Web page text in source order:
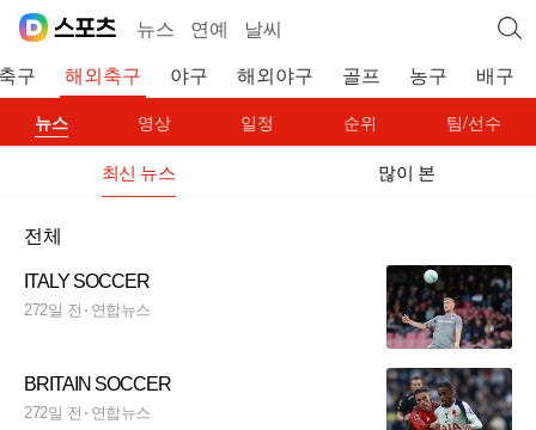
뉴스 연예 날씨
구 해외축구 야구 해외야구 골프 농구 배구
뉴스 영상 일정 순위 팀/선수
최신 뉴스 많이 본
전체
ITALY SOCCER
272일 전 연합뉴스
BRITAIN SOCCER
272일 전 연합뉴스